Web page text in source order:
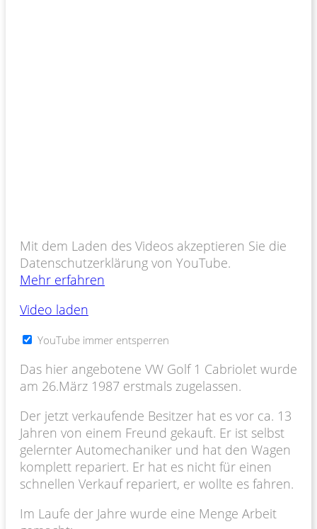
Mit dem Laden des Videos akzeptieren Sie die
Datenschutzerklärung von YouTube.
Mehr erfahren
Video laden
YouTube immer entsperren
Das hier angebotene VW Golf 1 Cabriolet wurde
am 26.März 1987 erstmals zugelassen.
Der jetzt verkaufende Besitzer hat es vor ca. 13
Jahren von einem Freund gekauft. Er ist selbst
gelernter Automechaniker und hat den Wagen
komplett repariert. Er hat es nicht für einen
schnellen Verkauf repariert, er wollte es fahren.
Im Laufe der Jahre wurde eine Menge Arbeit